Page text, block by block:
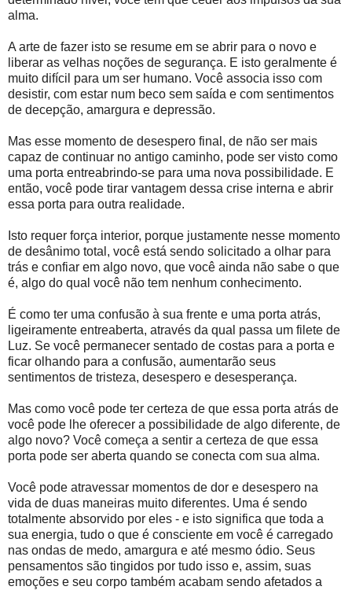
alma.
A arte de fazer isto se resume em se abrir para o novo e
liberar as velhas noções de segurança. E isto geralmente é
muito difícil para um ser humano. Você associa isso com
desistir, com estar num beco sem saída e com sentimentos
de decepção, amargura e depressão.
Mas esse momento de desespero final, de não ser mais
capaz de continuar no antigo caminho, pode ser visto como
uma porta entreabrindo-se para uma nova possibilidade. E
então, você pode tirar vantagem dessa crise interna e abrir
essa porta para outra realidade.
Isto requer força interior, porque justamente nesse momento
de desânimo total, você está sendo solicitado a olhar para
trás e confiar em algo novo, que você ainda não sabe o que
é, algo do qual você não tem nenhum conhecimento.
É como ter uma confusão à sua frente e uma porta atrás,
ligeiramente entreaberta, através da qual passa um filete de
Luz. Se você permanecer sentado de costas para a porta e
ficar olhando para a confusão, aumentarão seus
sentimentos de tristeza, desespero e desesperança.
Mas como você pode ter certeza de que essa porta atrás de
você pode lhe oferecer a possibilidade de algo diferente, de
algo novo? Você começa a sentir a certeza de que essa
porta pode ser aberta quando se conecta com sua alma.
Você pode atravessar momentos de dor e desespero na
vida de duas maneiras muito diferentes. Uma é sendo
totalmente absorvido por eles - e isto significa que toda a
sua energia, tudo o que é consciente em você é carregado
nas ondas de medo, amargura e até mesmo ódio. Seus
pensamentos são tingidos por tudo isso e, assim, suas
emoções e seu corpo também acabam sendo afetados a